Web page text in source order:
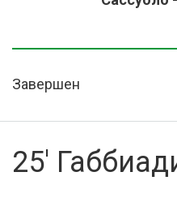
О сайте
Завершен
25'